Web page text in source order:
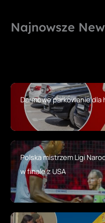
Najnowsze
Darmowe parkowanie
Polska mistrzem Ligi
w finale z USA